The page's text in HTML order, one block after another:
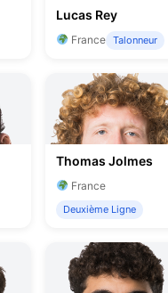
Lucas Rey
France Talonneur
Thomas Jolmes
France
Deuxième Ligne